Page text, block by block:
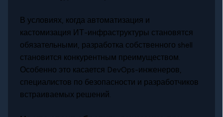
В условиях, когда автоматизация и
кастомизация ИТ-инфраструктуры становятся
обязательными, разработка собственного shell
становится конкурентным преимуществом.
Особенно это касается DevOps-инженеров,
специалистов по безопасности и разработчиков
встраиваемых решений.